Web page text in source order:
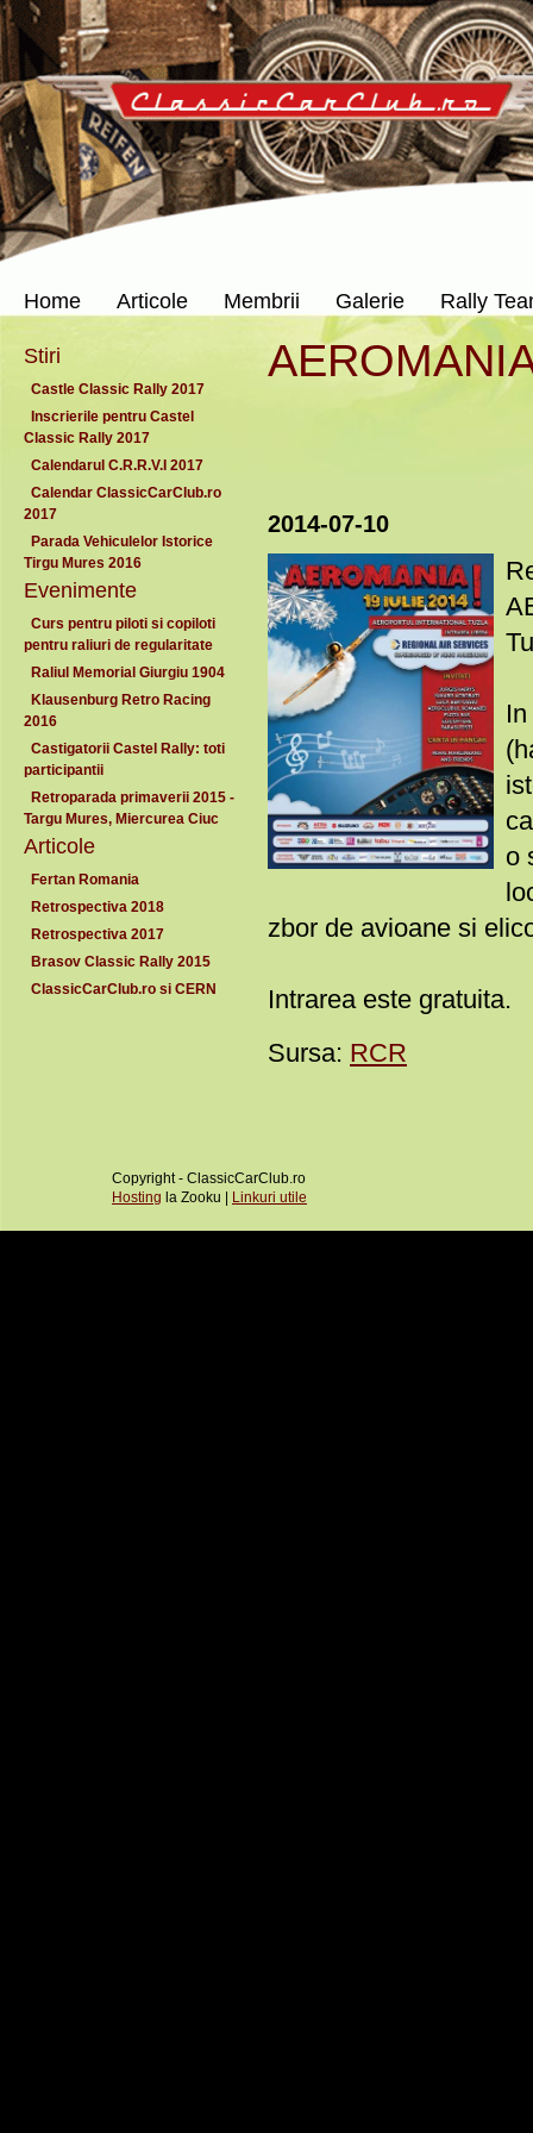
Home Articole Membrii Galerie Rally
Stiri
Castle Classic Rally 2017
Inscrierile pentru Castel
Classic Rally 2017
Calendarul C.R.R.V.I 2017
Calendar ClassicCarClub.ro
2017
Parada Vehiculelor Istorice
Tirgu Mures 2016
Evenimente
Curs pentru piloti si copiloti
pentru raliuri de regularitate
Raliul Memorial Giurgiu 1904
Klausenburg Retro Racing
2016
Castigatorii Castel Rally: toti
participantii
Retroparada primaverii 2015 -
Targu Mures, Miercurea Ciuc
Articole
Fertan Romania
Retrospectiva 2018
Retrospectiva 2017
Brasov Classic Rally 2015
ClassicCarClub.ro si CERN
2014-07-10
o
zbor de avioane si
Intrarea este gratuita.
Sursa: RCR
Copyright - ClassicCarClub.ro
Hosting la Zooku | Linkuri utile